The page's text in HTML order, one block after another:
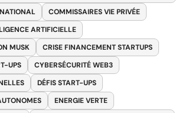
COMMISSAIRES VIE PRIVÉE
ARTIFICIELLE
MUSK
CRISE FINANCEMENT STARTUPS
UPS
CYBERSÉCURITÉ WEB3
DÉFIS START-UPS
ENERGIE VERTE